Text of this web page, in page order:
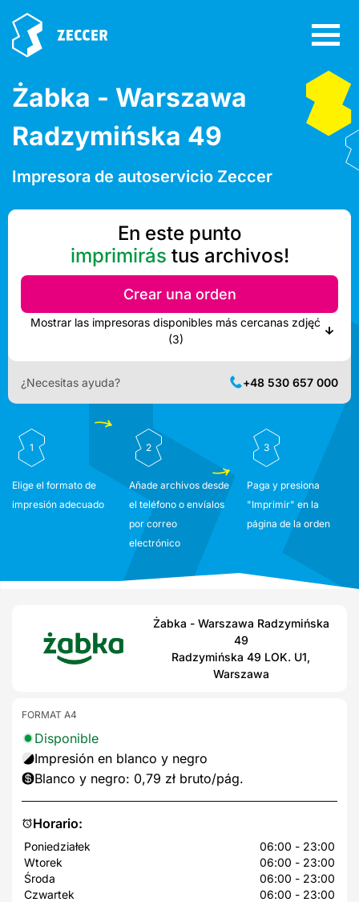
Żabka - Warszawa
Radzymińska 49
Impresora de autoservicio Zeccer
En este punto
imprimirás tus archivos!
Crear una orden
Mostrar las impresoras disponibles más cercanas zdjęć
(3)
¿Necesitas ayuda? +48 530 657 000
1
Elige el formato de
impresión adecuado
2
Añade archivos desde
el teléfono o envíalos
por correo
electrónico
3
Paga y presiona
"Imprimir" en la
página de la orden
Żabka - Warszawa Radzymińska
49
Radzymińska 49 LOK. U1,
Warszawa
Horario:
Poniedziałek
06:00 - 23:00
Wtorek
06:00 - 23:00
Środa
06:00 - 23:00
Czwartek
06:00 - 23:00
FORMAT A4
Disponible
Impresión en blanco y negro
Blanco y negro: 0,79 zł bruto/pág.